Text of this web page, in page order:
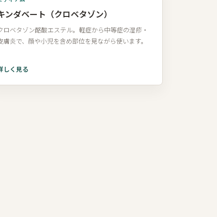
ンダベート（クロベタゾン）
ロベタゾン酪酸エステル。軽症から中等症の湿疹・
膚炎で、顔や小児を含め部位を見ながら使います。
しく見る